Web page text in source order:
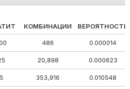
КОМБИНАЦИИ ВЕРОЯТНОСТЬ
486 0.000014
20,898 0.000623
5 353,916 0.010548